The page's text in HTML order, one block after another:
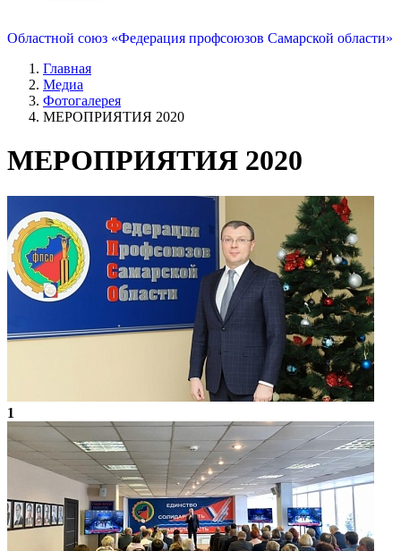
Областной союз «Федерация профсоюзов Самарской области»
Главная
Медиа
Фотогалерея
МЕРОПРИЯТИЯ 2020
МЕРОПРИЯТИЯ 2020
1